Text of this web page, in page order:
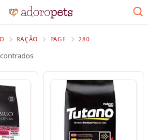
RAÇÃO PAGE 280